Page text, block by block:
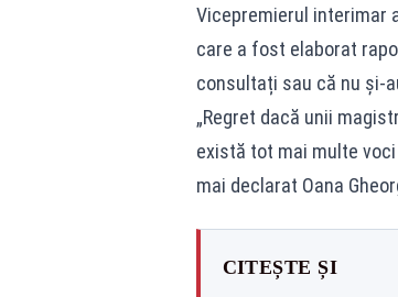
Vicepremierul interimar
care a fost elaborat
consultați sau că nu și-
„Regret dacă unii
există tot mai multe
mai declarat Oana
CITEȘTE ȘI